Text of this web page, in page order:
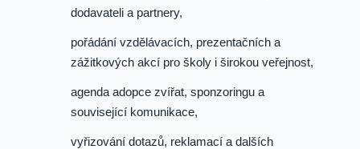
dodavateli a partnery,
pořádání vzdělávacích, prezentačních a
zážitkových akcí pro školy i širokou veřejnost,
agenda adopce zvířat, sponzoringu a
související komunikace,
vyřizování dotazů, reklamací a dalších